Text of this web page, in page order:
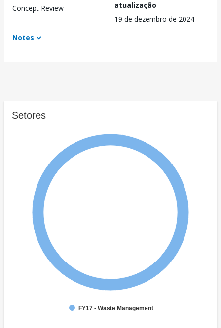
Concept Review
atualização
19 de dezembro de 2024
Notes
Setores
FY17 - Waste Management